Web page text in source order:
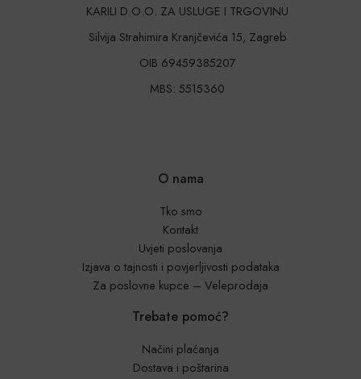
KARILI D.O.O. ZA USLUGE I TRGOVINU
Silvija Strahimira Kranjčevića 15, Zagreb
OIB 69459385207
MBS: 5515360
O nama
Tko smo
Kontakt
Uvjeti poslovanja
Izjava o tajnosti i povjerljivosti podataka
Za poslovne kupce – Veleprodaja
Trebate pomoć?
Načini plaćanja
Dostava i poštarina